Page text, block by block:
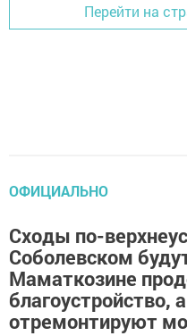
Перейти на
ОФИЦИАЛЬНО
Сходы по-
Соболевском
Маматкозине
благоустройство,
отремонтируют